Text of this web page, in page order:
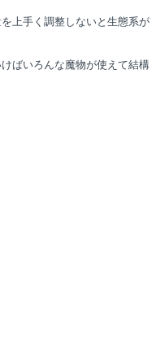
上手く調整しないと生態系が
ばいろんな魔物が使えて結構